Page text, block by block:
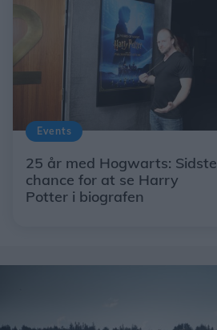
Events
25 år med Hogwarts: Sidste
chance for at se Harry
Potter i biografen